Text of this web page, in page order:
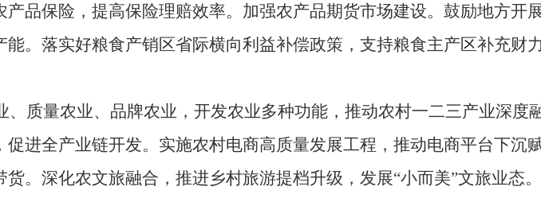
品保险，提高保险理赔效率。加强农产品期货市场建设。鼓励地方开
。落实好粮食产销区省际横向利益补偿政策，支持粮食主产区补充财
量农业、品牌农业，开发农业多种功能，推动农村一二三产业深度
进全产业链开发。实施农村电商高质量发展工程，推动电商平台下沉
。深化农文旅融合，推进乡村旅游提档升级，发展“小而美”文旅业态